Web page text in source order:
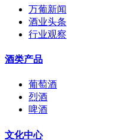
万葡新闻
酒业头条
行业观察
酒类产品
葡萄酒
烈酒
啤酒
文化中心